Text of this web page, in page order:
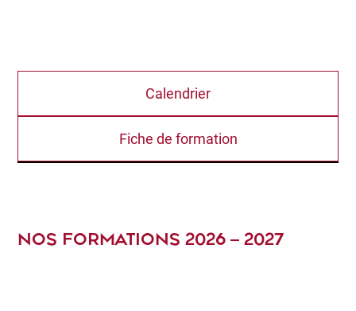
Calendrier
Fiche de formation
NOS FORMATIONS 2026 – 2027